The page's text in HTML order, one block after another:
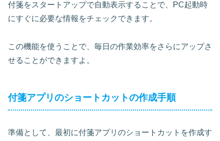
付箋をスタートアップで自動表示することで、PC起動時
にすぐに必要な情報をチェックできます。
この機能を使うことで、毎日の作業効率をさらにアップさ
せることができますよ。
付箋アプリのショートカットの作成手順
準備として、最初に付箋アプリのショートカットを作成す